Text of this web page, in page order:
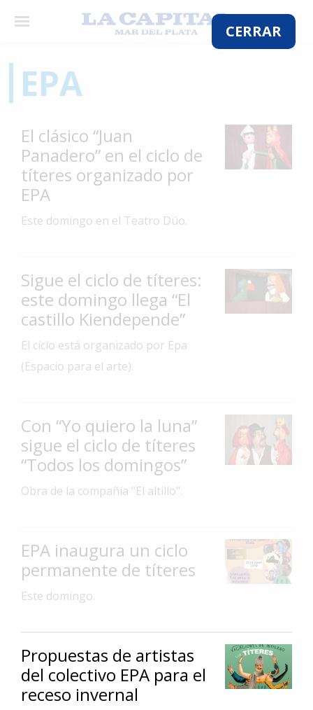
CERRAR
×
El
Mundo
La
Zona
Cultura
Gastronomía
Salud
General
La
Arte
y
Espectáculos
Policiales
Fotos
de
Familia
EPA
El clásico “Juan
Panadero” en el ciclo de
títeres organizado por
EPA
Este domingo en el Teatro Dúo.
Sigue el ciclo de títeres:
este domingo llega “El
castillo Kiendepende”
El ciclo está organizado por Epa
(Espacio para el arte).
Con “Yo quiero la luna”
sigue el ciclo de títeres
“Todos los domingos”
Obra de la compañía "El altillo".
EPA inaugura un ciclo
permanente de títeres
Este domingo.
Propuestas de artistas
del colectivo EPA para el
receso invernal